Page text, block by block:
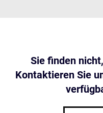
Sie finden
Kontaktieren Sie